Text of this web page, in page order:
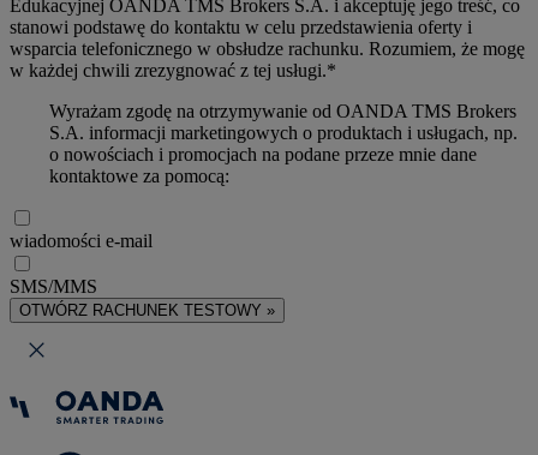
Edukacyjnej OANDA TMS Brokers S.A. i akceptuję jego treść, co
stanowi podstawę do kontaktu w celu przedstawienia oferty i
wsparcia telefonicznego w obsłudze rachunku. Rozumiem, że mogę
w każdej chwili zrezygnować z tej usługi.*
Wyrażam zgodę na otrzymywanie od OANDA TMS Brokers
S.A. informacji marketingowych o produktach i usługach, np.
o nowościach i promocjach na podane przeze mnie dane
kontaktowe za pomocą:
wiadomości e-mail
SMS/MMS
OTWÓRZ RACHUNEK TESTOWY »